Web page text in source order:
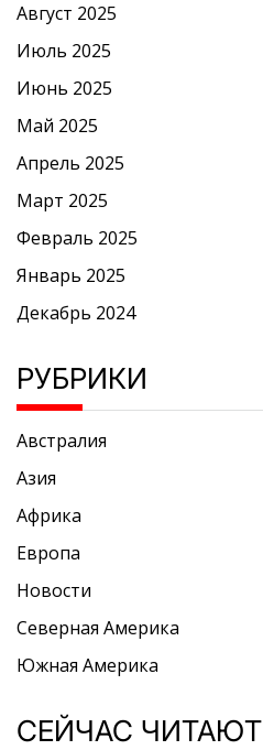
Август 2025
Июль 2025
Июнь 2025
Май 2025
Апрель 2025
Март 2025
Февраль 2025
Январь 2025
Декабрь 2024
РУБРИКИ
Австралия
Азия
Африка
Европа
Новости
Северная Америка
Южная Америка
СЕЙЧАС ЧИТАЮТ